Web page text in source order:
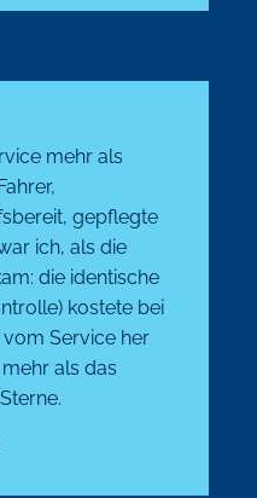
mehr als
gepflegte
ich, als die
die identische
kostete bei
Service her
als das